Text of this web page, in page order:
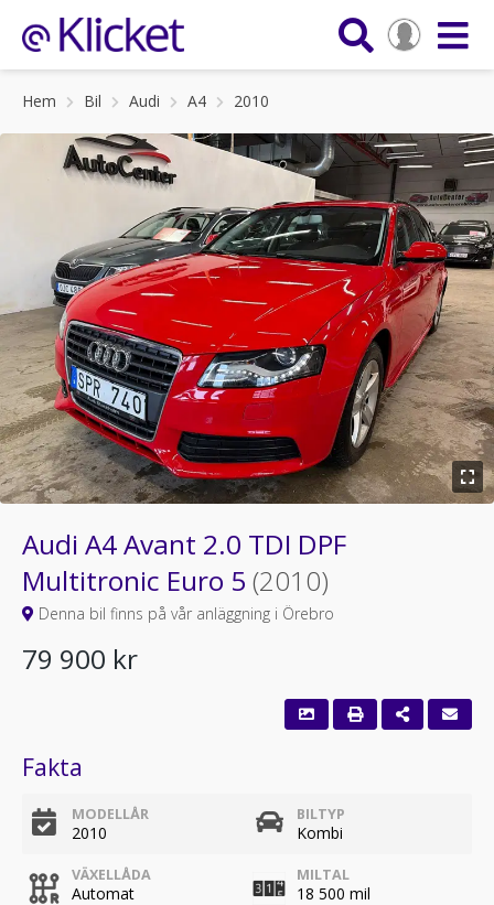
Hem Bil Audi A4 2010
Audi A4 Avant 2.0 TDI DPF
Multitronic Euro 5 (2010)
Denna bil finns på vår anläggning i Örebro
79 900 kr
Fakta
MODELLÅR
2010
BILTYP
Kombi
VÄXELLÅDA
Automat
MILTAL
18 500 mil